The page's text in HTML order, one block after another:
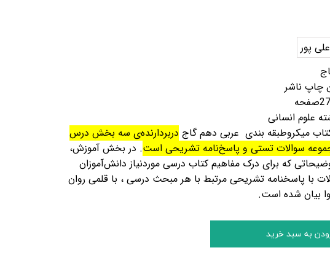
پور
چاپ ناشر
صفحه
علوم انسانی
میکروطبقه بندی عربی دهمگاج دربردارنده‌ی سه بخش درس‌
سوالات تستی و پاسخ‌نامه‌ تشریحی است. در بخش آموزش،
که برای درک مفاهیم کتاب درسی موردنیاز دانش‌آموزان
با پاسخنامه تشریحی مرتبط با هر مبحث درسی ، با قلمی روان
بیان شده است.
به سبد خرید